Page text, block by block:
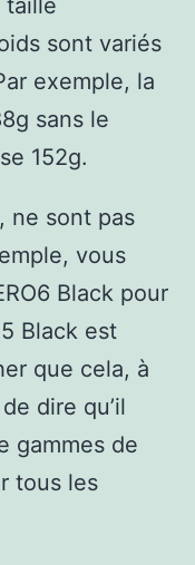
taille
sont variés
exemple, la
sans le
152g.
ne sont pas
vous
Black pour
Black est
que cela, à
dire qu’il
gammes de
tous les